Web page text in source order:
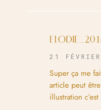
21
Super ça me
article peut
illustration